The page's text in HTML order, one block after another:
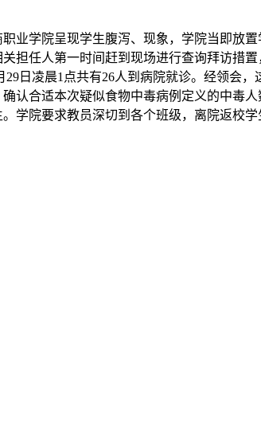
学院呈现学生腹泻、现象，学院当即放
担任人第一时间赶到现场进行查询拜访措
日凌晨1点共有26人到病院就诊。经领会
认合适本次疑似食物中毒病例定义的中毒
学院要求教员深切到各个班级，离院返校